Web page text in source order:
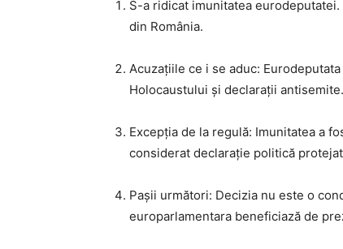
S-a ridicat imunitatea
din România.
Acuzațiile ce i se aduc:
Holocaustului și declarații antisemite.
Excepția de la regulă: Imunitatea a
considerat declarație politică
Pașii următori: Decizia nu este o
europarlamentara beneficiază de